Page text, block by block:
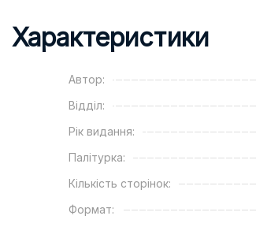
Характеристики
Автор:
Відділ:
Рік видання:
Палітурка:
Кількість сторінок:
Формат: